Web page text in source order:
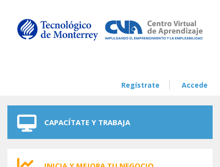
Regístrate Accede
CAPACÍTATE Y TRABAJA